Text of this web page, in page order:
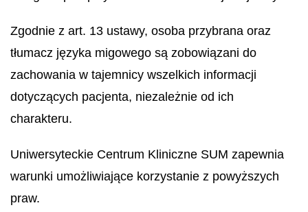
Zgodnie z art. 13 ustawy, osoba przybrana oraz
tłumacz języka migowego są zobowiązani do
zachowania w tajemnicy wszelkich informacji
dotyczących pacjenta, niezależnie od ich
charakteru.
Uniwersyteckie Centrum Kliniczne SUM zapewnia
warunki umożliwiające korzystanie z powyższych
praw.